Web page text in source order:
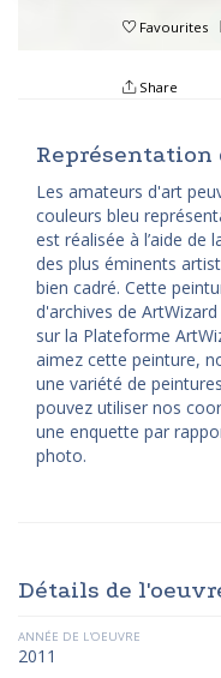
Favourites
Share
Les amateurs d'art
couleurs bleu
est réalisée à l’aide de
des plus éminents
bien cadré. Cette
d'archives de
sur la Plateforme
aimez cette peinture,
une variété de
pouvez utiliser nos
une enquette par
photo.
Détails de
ANNÉE DE L'OEUVRE
2011